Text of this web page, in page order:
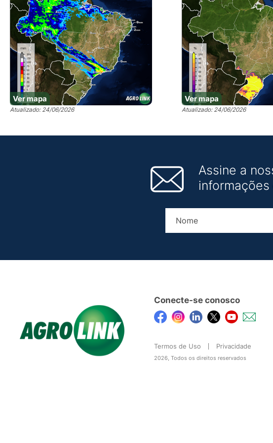
Ver mapa
Atualizado: 24/06/2026
Ver mapa
Atualizado: 24/06/2026
Assine a
Conecte-se conosco
Termos de Uso Privacidade
2026, Todos os direitos reservados